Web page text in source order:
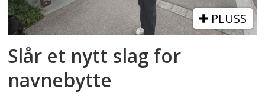
PLUSS
Slår et nytt slag for
navnebytte